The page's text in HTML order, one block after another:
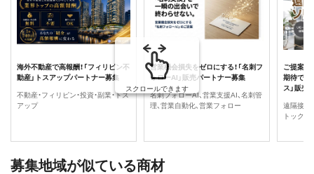
海外不動産で高報酬！「フィリピン不
動産」トスアップパートナー募集
不動産・フィリピン・投資・副業・トス
アップ
営業機会損失をゼロにする！「名刺フ
ォローAI」販売パートナー募集
名刺フォローAI、営業支援AI、名刺管
理、営業自動化、営業フォロー
ご提案の
期待でき
ス」販売
遠隔接客
トック収
スクロールできます
募集地域が似ている商材